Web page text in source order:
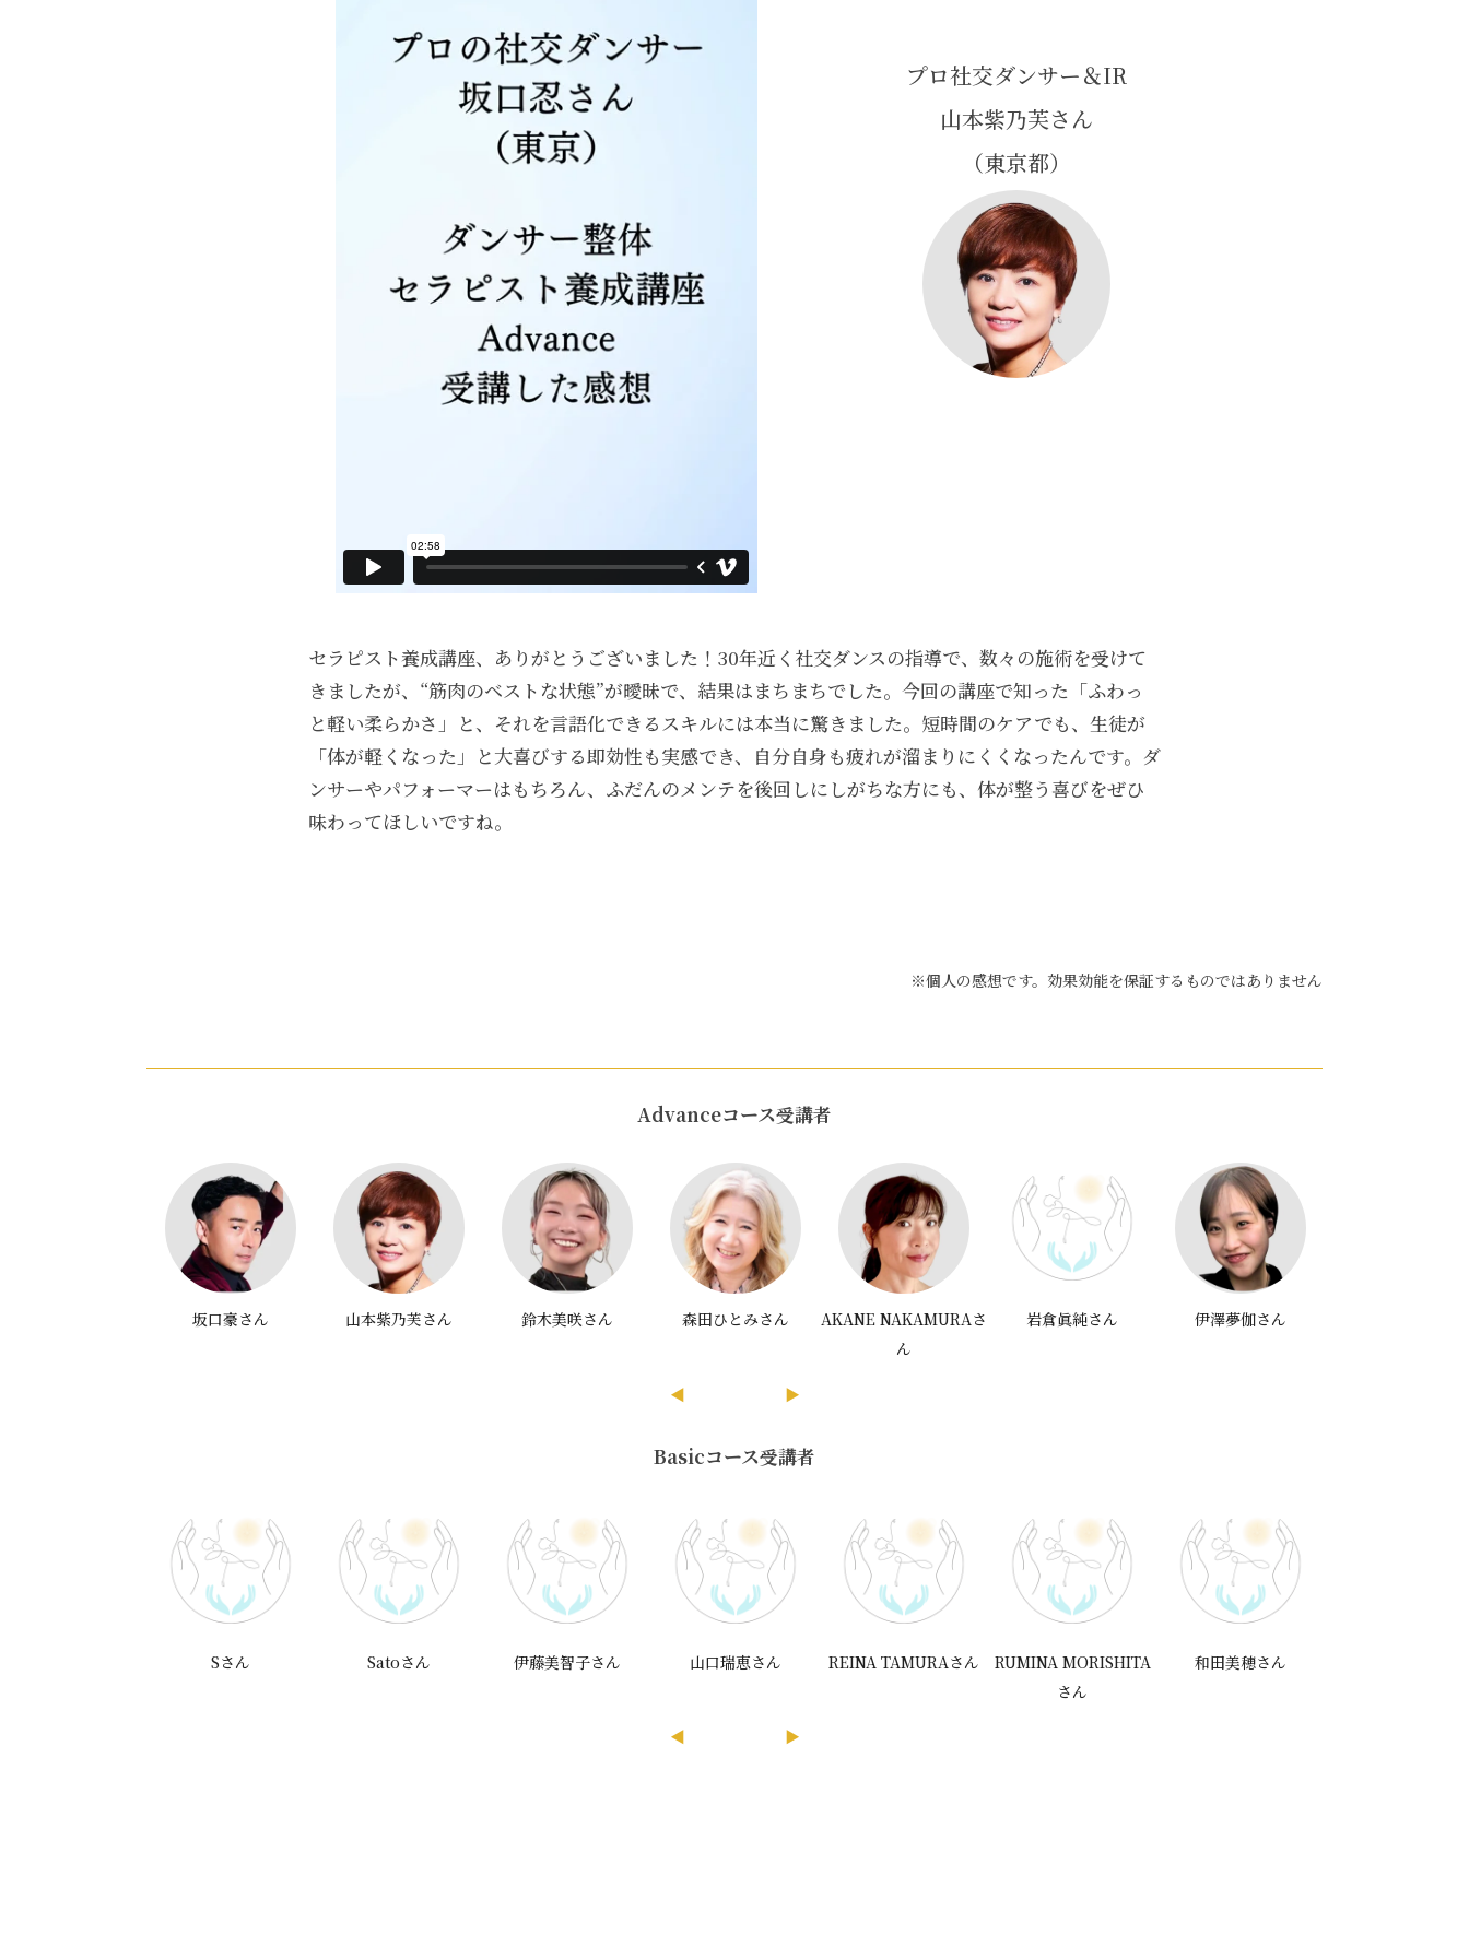
プロ社交ダンサー＆IR
山本紫乃芙さん
（東京都）
セラピスト養成講座、ありがとうございました！30年近く社交ダンスの指導で、数々の施術を受けて
きましたが、“筋肉のベストな状態”が曖昧で、結果はまちまちでした。今回の講座で知った「ふわっ
と軽い柔らかさ」と、それを言語化できるスキルには本当に驚きました。短時間のケアでも、生徒が
「体が軽くなった」と大喜びする即効性も実感でき、自分自身も疲れが溜まりにくくなったんです。ダ
ンサーやパフォーマーはもちろん、ふだんのメンテを後回しにしがちな方にも、体が整う喜びをぜひ
味わってほしいですね。
※個人の感想です。効果効能を保証するものではありません
Advanceコース受講者
坂口豪さん 山本紫乃芙さん 鈴木美咲さん 森田ひとみさん
AKANE NAKAMURAさ
ん
岩倉眞純さん 伊澤夢伽さん
◀ ▶
Basicコース受講者
Sさん Satoさん 伊藤美智子さん 山口瑞恵さん REINA TAMURAさん
RUMINA MORISHITA
さん
和田美穂さん
◀ ▶